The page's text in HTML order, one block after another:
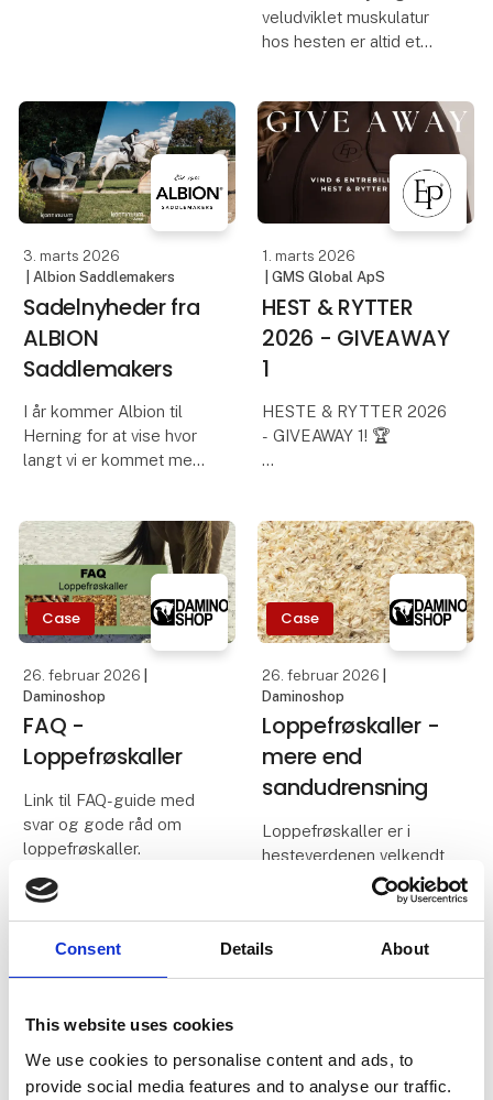
Consent Details About
This website uses cookies
We use cookies to personalise content and ads, to
provide social media features and to analyse our traffic.
stensalt der udvindes i
miner nær
himalayabjergene. Saltet
i dis
veludviklet muskulatur
hos hesten er altid et
funktionel muskulatur,
kræver det den rette
ernæring.
Lidt misforstået tror
3. marts 2026
| Albion Saddlemakers
Sadelnyheder fra
ALBION
Saddlemakers
I år kommer Albion til
Herning for at vise hvor
langt vi er kommet med
nutidens høje krav med
fokus på optimale
tilpasningsmuligheder
og komfort til både h
1. marts 2026
| GMS Global ApS
HEST & RYTTER
2026 - GIVEAWAY
1
HESTE & RYTTER 2026
- GIVEAWAY 1! 🏆
Gå ind på vores
Facebook og deltag!
Case
26. februar 2026
Daminoshop
FAQ -
Loppefrøskaller
Link til FAQ-guide med
svar og gode råd om
loppefrøskaller.
Case
26. februar 2026
Daminoshop
Loppefrøskaller -
mere end
sandudrensning
Loppefrøskaller er i
hesteverdenen velkendt
sandudrensende effekt,
men loppefrøskaller kan
mere end det!
Case
26. februar 2026| 26. februar 2026